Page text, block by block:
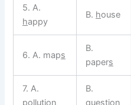
5. A.
happy
B. house
6. A. maps
B.
papers
7. A.
pollution
B.
question